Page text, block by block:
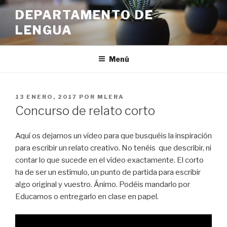
Ir
contenido
DEPARTAMENTO DE
LENGUA
Menú
PUBLICADO
EN
13 ENERO, 2017 POR MLERA
Concurso de relato corto
Aquí os dejamos un vídeo para que busquéis la inspiración
para escribir un relato creativo. No tenéis que describir, ni
contar lo que sucede en el vídeo exactamente. El corto
ha de ser un estímulo, un punto de partida para escribir
algo original y vuestro. Ánimo. Podéis mandarlo por
Educamos o entregarlo en clase en papel.